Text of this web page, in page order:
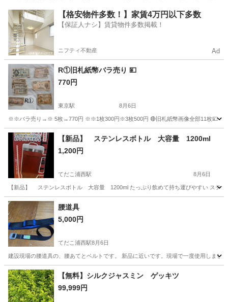
沖縄 宜野湾市 東京駅 その他 紙幣
【格安物件多数！】家賃4万円以下多数
【保証人ナシ】賃貸物件多数掲載！
ニフティ不動産 Ad
R①旧札紙幣バラ売り 💴
770円
東京駅 8月6日
※※バラ売り→※ 5枚→770円 ※※1枚300円※3枚500円 🔴旧札紙幣画像全部11枚💴
沖縄 宜野湾市 東京駅
【新品】 ステンレスボトル 大容量 1200ml
1,200円
てだこ浦西駅 8月6日
【新品】 ステンレスボトル 大容量 1200ml たっぷり飲めて持ち運びやすい ステン
沖縄 中頭郡 てだこ浦西駅
腰道具
5,000円
てだこ浦西駅8月6日
建設現場の腰道具の、腰あてとベルトです。 新品に近いです。現場で一度使用しまし
沖縄 国頭郡 てだこ浦西駅 その他
【無料】シルクジャスミン ゲッキツ
99,999円